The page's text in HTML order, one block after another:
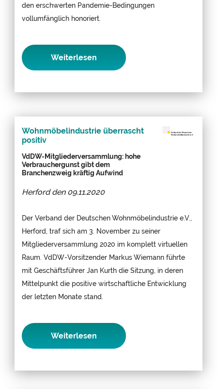
den erschwerten Pandemie-Bedingungen
vollumfänglich honoriert.
Weiterlesen
Wohnmöbelindustrie überrascht
positiv
VdDW-Mitgliederversammlung: hohe
Verbrauchergunst gibt dem
Branchenzweig kräftig Aufwind
Herford den 09.11.2020
Der Verband der Deutschen Wohnmöbelindustrie e.V.,
Herford, traf sich am 3. November zu seiner
Mitgliederversammlung 2020 im komplett virtuellen
Raum. VdDW-Vorsitzender Markus Wiemann führte
mit Geschäftsführer Jan Kurth die Sitzung, in deren
Mittelpunkt die positive wirtschaftliche Entwicklung
der letzten Monate stand.
Weiterlesen